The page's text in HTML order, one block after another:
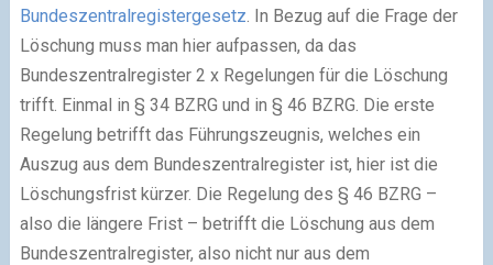
Bundeszentralregistergesetz. In Bezug auf die Frage der
Löschung muss man hier aufpassen, da das
Bundeszentralregister 2 x Regelungen für die Löschung
trifft. Einmal in § 34 BZRG und in § 46 BZRG. Die erste
Regelung betrifft das Führungszeugnis, welches ein
Auszug aus dem Bundeszentralregister ist, hier ist die
Löschungsfrist kürzer. Die Regelung des § 46 BZRG –
also die längere Frist – betrifft die Löschung aus dem
Bundeszentralregister, also nicht nur aus dem